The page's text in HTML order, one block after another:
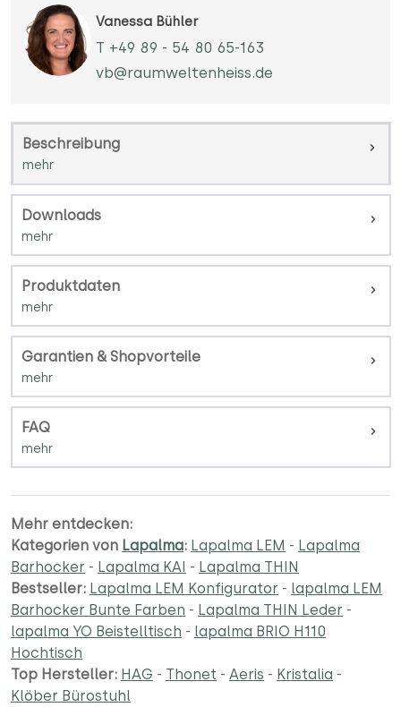
Vanessa Bühler
T +49 89 - 54 80 65-163
vb@raumweltenheiss.de
Beschreibung
Downloads
Produktdaten
Garantien & Shopvorteile
FAQ
Mehr entdecken:
Kategorien von Lapalma: Lapalma LEM - Lapalma
Barhocker - Lapalma KAI - Lapalma THIN
Bestseller: Lapalma LEM Konfigurator - lapalma LEM
Barhocker Bunte Farben - Lapalma THIN Leder -
lapalma YO Beistelltisch - lapalma BRIO H110
Hochtisch
Top Hersteller: HAG - Thonet - Aeris - Kristalia -
Klöber Bürostuhl